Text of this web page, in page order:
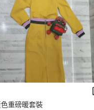
重磅暖套裝